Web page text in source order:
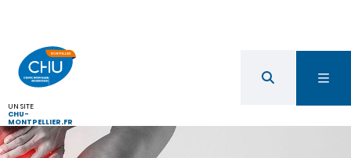
UN SITE
CHU-
MONTPELLIER.FR